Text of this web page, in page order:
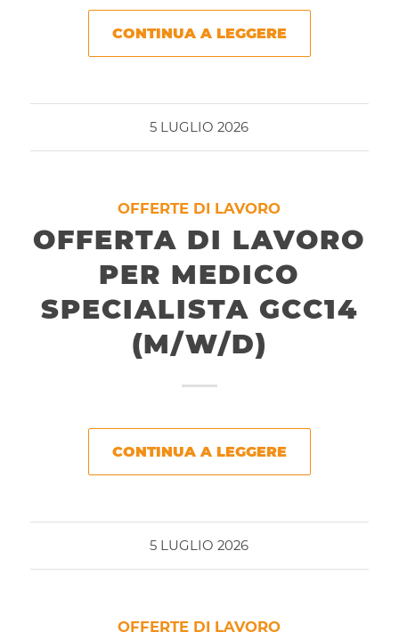
CONTINUA A LEGGERE
5 LUGLIO 2026
OFFERTE DI LAVORO
OFFERTA DI LAVORO
PER MEDICO
SPECIALISTA GCC14
(M/W/D)
CONTINUA A LEGGERE
5 LUGLIO 2026
OFFERTE DI LAVORO